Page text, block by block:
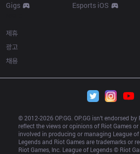
Gigs
Esports iOS
제휴
광고
채용
© 2012-2026 OP.GG. OP.GG isn’t endorsed
reflect the views or opinions of Riot Games
involved in producing or managing League
Legends and Riot Games are trademarks or
Riot Games, Inc. League of Legends © Riot